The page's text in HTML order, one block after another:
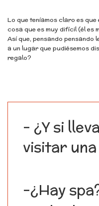
Lo que teníamos claro es
cosa que es muy difícil (él es
Así que, pensando pensando
a un lugar que pudiésemos
regalo?
– ¿Y si
visitar
-¿Hay